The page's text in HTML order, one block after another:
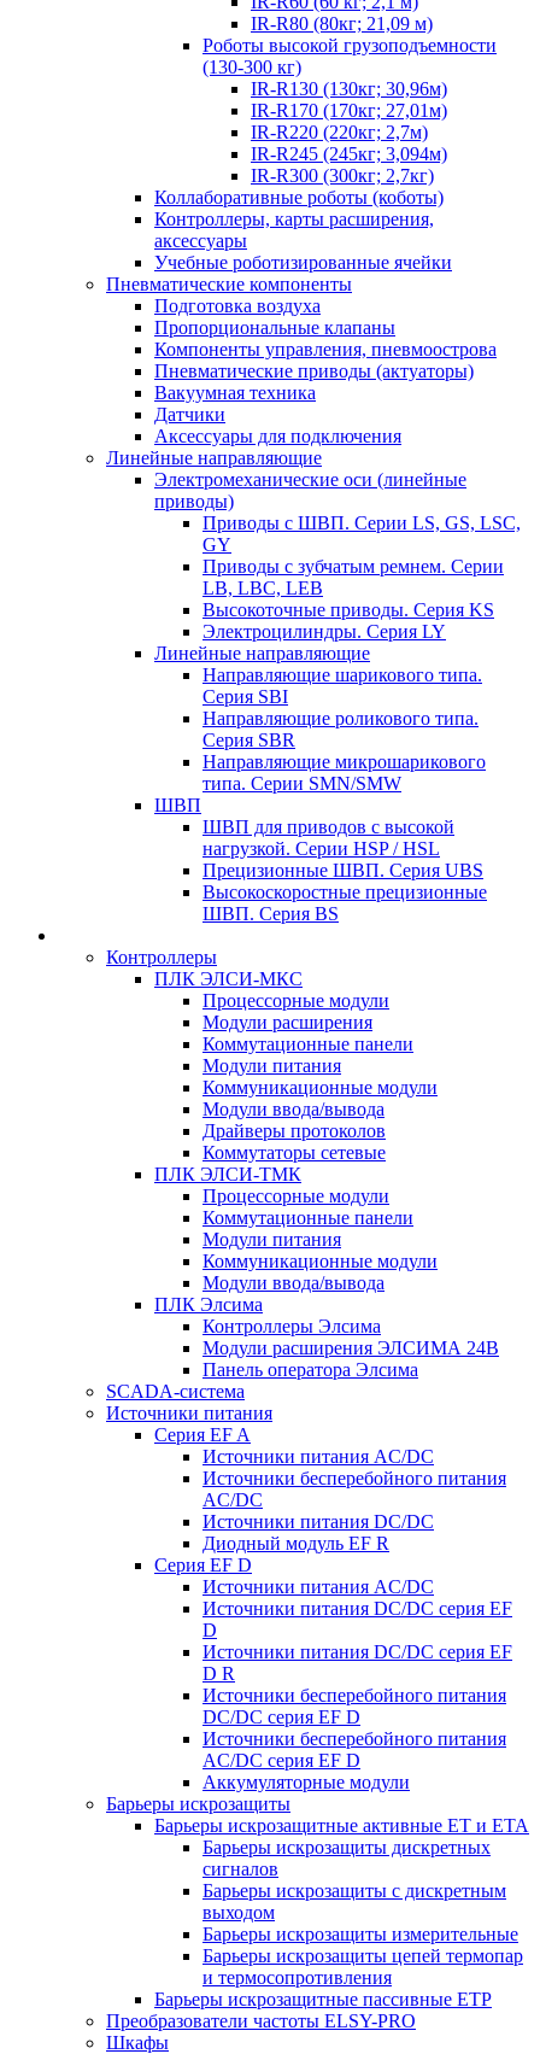
IR-R80 (80кг; 21,09 м)
Роботы высокой грузоподъемности
(130-300 кг)
IR-R130 (130кг; 30,96м)
IR-R170 (170кг; 27,01м)
IR-R220 (220кг; 2,7м)
IR-R245 (245кг; 3,094м)
IR-R300 (300кг; 2,7кг)
Коллаборативные роботы (коботы)
Контроллеры, карты расширения,
аксессуары
Учебные роботизированные ячейки
Пневматические компоненты
Подготовка воздуха
Пропорциональные клапаны
Компоненты управления, пневмоострова
Пневматические приводы (актуаторы)
Вакуумная техника
Датчики
Аксессуары для подключения
Линейные направляющие
Электромеханические оси (линейные
приводы)
Приводы с ШВП. Серии LS, GS, LSC,
GY
Приводы с зубчатым ремнем. Серии
LB, LBC, LEB
Высокоточные приводы. Серия KS
Электроцилиндры. Серия LY
Линейные направляющие
Направляющие шарикового типа.
Серия SBI
Направляющие роликового типа.
Серия SBR
Направляющие микрошарикового
типа. Серии SMN/SMW
ШВП
ШВП для приводов с высокой
нагрузкой. Серии HSP / HSL
Прецизионные ШВП. Серия UBS
Высокоскоростные прецизионные
ШВП. Серия BS
Контроллеры
ПЛК ЭЛСИ-МКС
Процессорные модули
Модули расширения
Коммутационные панели
Модули питания
Коммуникационные модули
Модули ввода/вывода
Драйверы протоколов
Коммутаторы сетевые
ПЛК ЭЛСИ-ТМК
Процессорные модули
Коммутационные панели
Модули питания
Коммуникационные модули
Модули ввода/вывода
ПЛК Элсима
Контроллеры Элсима
Модули расширения ЭЛСИМА 24В
Панель оператора Элсима
SCADA-система
Источники питания
Серия EF A
Источники питания AC/DC
Источники бесперебойного питания
AC/DC
Источники питания DC/DC
Диодный модуль EF R
Серия EF D
Источники питания AC/DC
Источники питания DC/DC серия EF
D
Источники питания DC/DC серия EF
D R
Источники бесперебойного питания
DC/DC серия EF D
Источники бесперебойного питания
AC/DC серия EF D
Аккумуляторные модули
Барьеры искрозащиты
Барьеры искрозащитные активные ET и ETA
Барьеры искрозащиты дискретных
сигналов
Барьеры искрозащиты с дискретным
выходом
Барьеры искрозащиты измерительные
Барьеры искрозащиты цепей термопар
и термосопротивления
Барьеры искрозащитные пассивные ЕТР
Преобразователи частоты ELSY-PRO
Шкафы